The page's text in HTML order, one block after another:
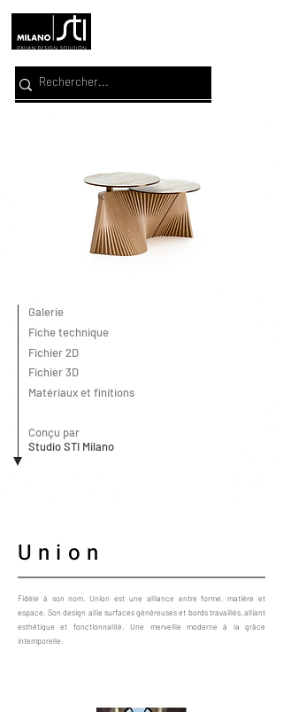
Galerie
Fiche technique
Fichier 2D
Fichier 3D
Matériaux et finitions
Conçu par
Studio STI Milano
Union
Fidèle à son nom, Union est une alliance entre forme, matière et
espace. Son design allie surfaces généreuses et bords travaillés, alliant
esthétique et fonctionnalité. Une merveille moderne à la grâce
intemporelle.